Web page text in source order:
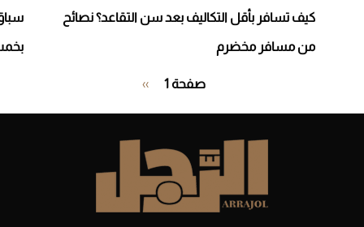
كيف تسافر بأقل التكاليف بعد سن التقاعد؟ نصائح
من مسافر مخضرم
صفحة 1
الصفحة
››